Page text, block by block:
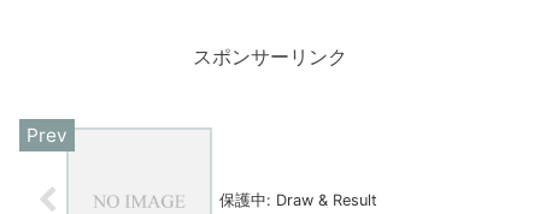
スポンサーリンク
保護中: Draw & Result